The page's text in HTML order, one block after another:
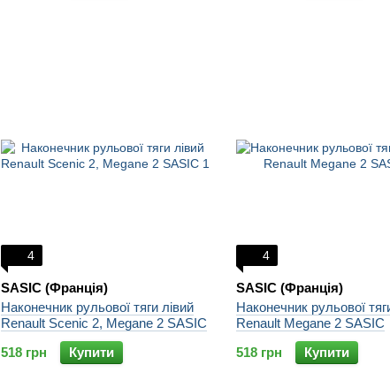
4
SASIC (Франція)
Наконечник рульової тяги лівий
Renault Scenic 2, Megane 2 SASIC
518 грн
Купити
4
SASIC (Франція)
Наконечник рульової
Renault Megane 2 SASIC
518 грн
Купити